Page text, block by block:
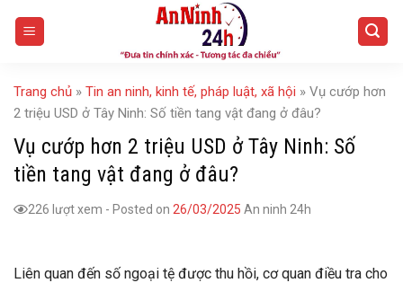
Trang chủ » Tin an ninh, kinh tế, pháp luật, xã hội » Vụ cướp hơn
2 triệu USD ở Tây Ninh: Số tiền tang vật đang ở đâu?
Vụ cướp hơn 2 triệu USD ở Tây Ninh: Số
tiền tang vật đang ở đâu?
226 lượt xem - Posted on 26/03/2025 An ninh 24h
Liên quan đến số ngoại tệ được thu hồi, cơ quan điều tra cho